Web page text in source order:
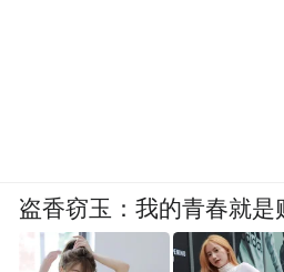
盗香窃玉：我的青春就是